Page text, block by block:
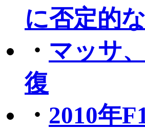
に否定的
・ マッサ
復
・ 2010年